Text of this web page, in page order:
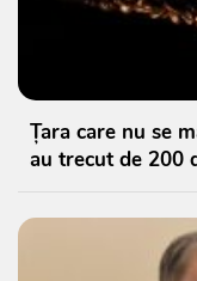
Țara care nu se
au trecut de 200